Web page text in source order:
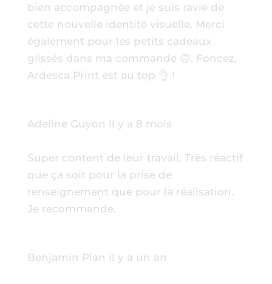
bien accompagnée et je suis ravie de
cette nouvelle identité visuelle. Merci
également pour les petits cadeaux
glissés dans ma commande 🙃. Foncez,
Ardesca Print est au top 👌 !
Adeline Guyon il y a 8 mois
Super content de leur travail. Très réactif
que ça soit pour la prise de
renseignement que pour la réalisation.
Je recommande.
Benjamin Plan il y a un an